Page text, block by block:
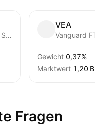
Vanguard Total International Stock ETF
VEA
Gewicht 0,37%
Marktwert ‪1,20 B‬
Fragen